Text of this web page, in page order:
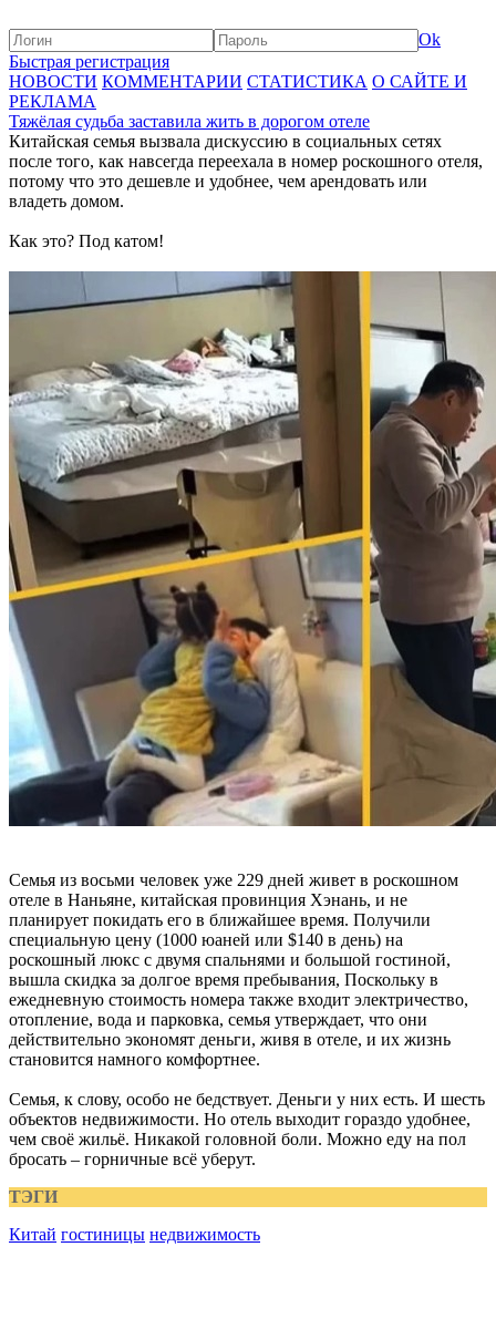
Ok
Быстрая регистрация
НОВОСТИ КОММЕНТАРИИ СТАТИСТИКА О САЙТЕ И
РЕКЛАМА
Тяжёлая судьба заставила жить в дорогом отеле
Китайская семья вызвала дискуссию в социальных сетях
после того, как навсегда переехала в номер роскошного отеля,
потому что это дешевле и удобнее, чем арендовать или
владеть домом.
Как это? Под катом!
Семья из восьми человек уже 229 дней живет в роскошном
отеле в Наньяне, китайская провинция Хэнань, и не
планирует покидать его в ближайшее время. Получили
специальную цену (1000 юаней или $140 в день) на
роскошный люкс с двумя спальнями и большой гостиной,
вышла скидка за долгое время пребывания, Поскольку в
ежедневную стоимость номера также входит электричество,
отопление, вода и парковка, семья утверждает, что они
действительно экономят деньги, живя в отеле, и их жизнь
становится намного комфортнее.
Семья, к слову, особо не бедствует. Деньги у них есть. И шесть
объектов недвижимости. Но отель выходит гораздо удобнее,
чем своё жильё. Никакой головной боли. Можно еду на пол
бросать – горничные всё уберут.
ТЭГИ
Китай гостиницы недвижимость